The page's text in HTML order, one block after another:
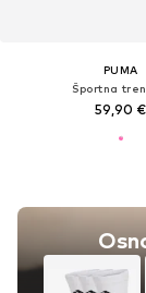
PUMA
Športna
59,90 €